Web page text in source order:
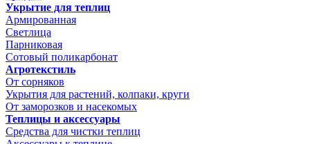
Укрытие для теплиц
Армированная
Светлица
Парниковая
Сотовый поликарбонат
Агротекстиль
От сорняков
Укрытия для растений, колпаки, круги
От заморозков и насекомых
Теплицы и аксессуары
Средства для чистки теплиц